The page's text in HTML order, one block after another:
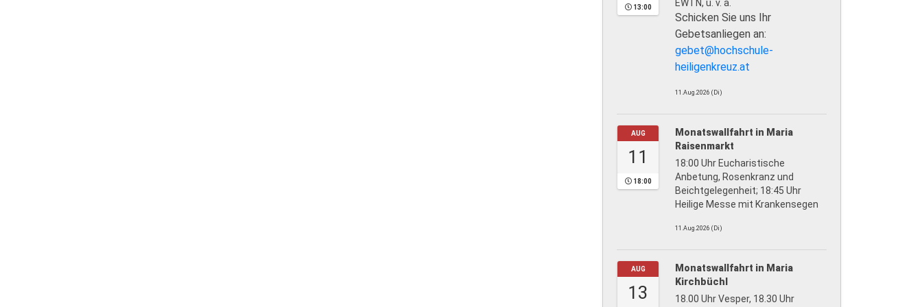
13:00 EWTN, u. v. a.
Schicken Sie uns Ihr
Gebetsanliegen an:
gebet@hochschule-
heiligenkreuz.at
11.Aug.2026 (Di)
AUG
11
18:00
Monatswallfahrt in Maria
Raisenmarkt
18:00 Uhr Eucharistische
Anbetung, Rosenkranz und
Beichtgelegenheit; 18:45 Uhr
Heilige Messe mit Krankensegen
11.Aug.2026 (Di)
AUG
13
Monatswallfahrt in Maria
Kirchbüchl
18.00 Uhr Vesper, 18.30 Uhr